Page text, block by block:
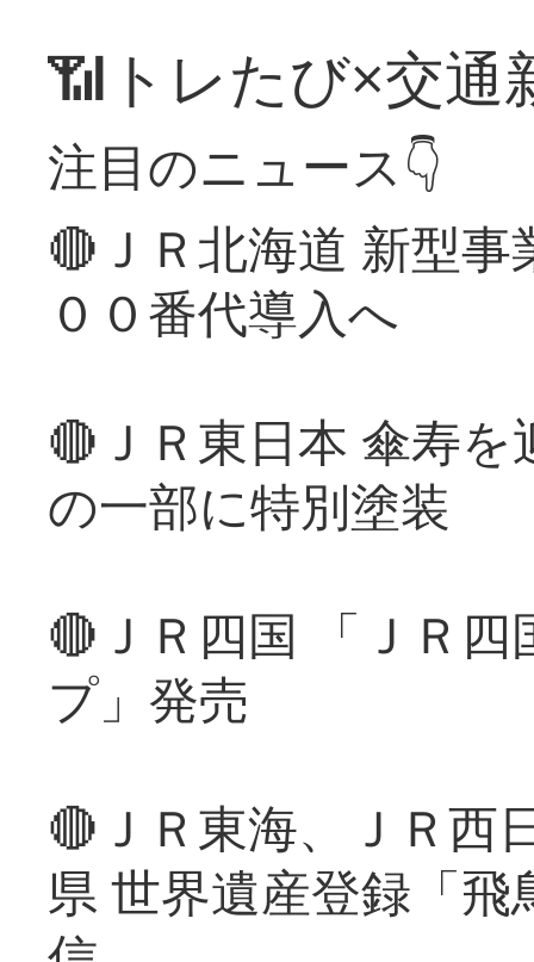
📶トレたび×交通
注目のニュース👇
🔴ＪＲ北海道 新型
００番代導入へ
🔴ＪＲ東日本 傘寿
の一部に特別塗装
🔴ＪＲ四国 「ＪＲ
プ」発売
🔴ＪＲ東海、ＪＲ西
県 世界遺産登録「